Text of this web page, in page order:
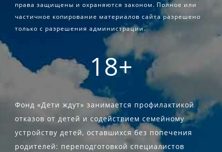
права защищены и охраняются законом. Полное или
частичное копирование материалов сайта разрешено
только с разрешения администрации.
18+
Фонд «Дети ждут» занимается профилактикой
отказов от детей и содействием семейному
устройству детей, оставшихся без попечения
родителей: переподготовкой специалистов